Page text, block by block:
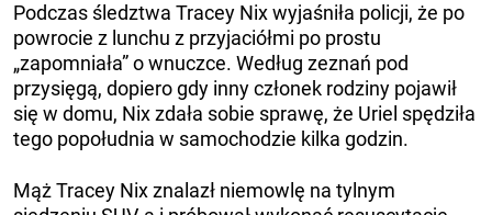
Podczas śledztwa Tracey Nix wyjaśniła policji, że po
powrocie z lunchu z przyjaciółmi po prostu
„zapomniała” o wnuczce. Według zeznań pod
przysięgą, dopiero gdy inny członek rodziny pojawił
się w domu, Nix zdała sobie sprawę, że Uriel spędziła
tego popołudnia w samochodzie kilka godzin.
Mąż Tracey Nix znalazł niemowlę na tylnym